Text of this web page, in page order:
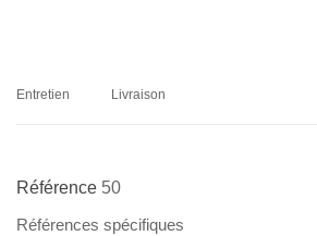
Entretien Livraison
Référence 50
Références spécifiques